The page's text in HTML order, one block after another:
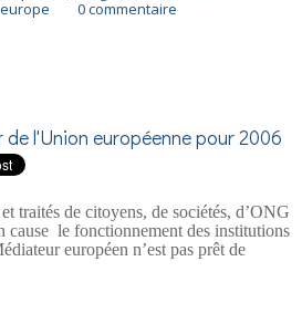
0commentaire
l'Union européenne pour 2006
traités de citoyens, de sociétés, d’ONG
cause le fonctionnement des institutions
européen n’est pas prêt de